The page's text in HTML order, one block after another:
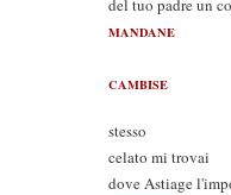
del tuo padre un
MANDANE
Ah
CAMBISE
stesso
celato mi trovai
dove Astiage